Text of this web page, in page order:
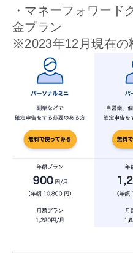
・マネーフォワード
金プラン
※2023年12月現在の